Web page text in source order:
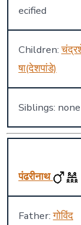
ecified
Children:
षा(देशपांडे)
Siblings: none
पंढरीनाथ
Father:गोविंद